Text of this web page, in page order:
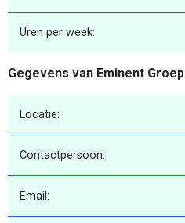
Uren per week:
Gegevens van Eminent Groep
Locatie:
Contactpersoon:
Email: